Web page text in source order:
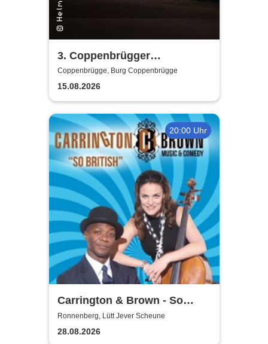
3. Coppenbrügger
Spectaculum - Das Mittelalter
am Ith
Coppenbrügge, Burg Coppenbrügge
15.08.2026
20:00 Uhr
Carrington & Brown - So
Beritsh
Ronnenberg, Lütt Jever Scheune
28.08.2026